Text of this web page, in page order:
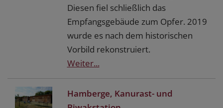
Diesen fiel schließlich das
Empfangsgebäude zum Opfer. 2019
wurde es nach dem historischen
Vorbild rekonstruiert.
Weiter...
Hamberge, Kanurast- und